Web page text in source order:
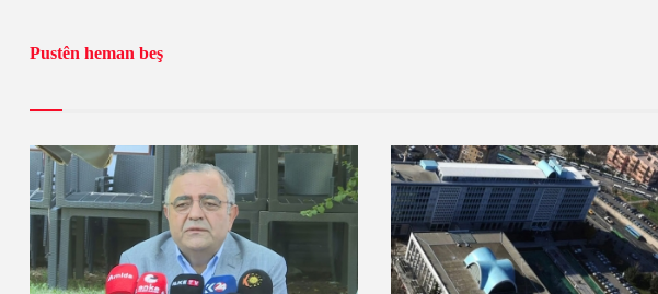
Pustên heman beş